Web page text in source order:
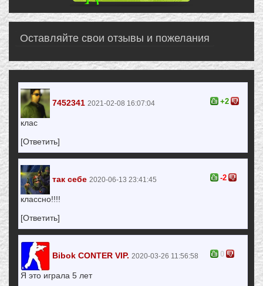
Оставляйте свои отзывы и пожелания
7452341 2021-02-08 16:07:04
клас
[Ответить]
+2
так себе 2020-06-13 23:41:45
классно!!!!
[Ответить]
-2
Bibok CONTER VIP. 2020-03-26 11:56:58
Я это играла 5 лет
0